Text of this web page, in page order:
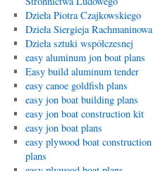
Dzieła Piotra Czajkowskiego
Dzieła Siergieja Rachmaninowa
Dzieła sztuki współczesnej
easy aluminum jon boat plans
Easy build aluminum tender
easy canoe goldfish plans
easy jon boat building plans
easy jon boat construction kit
easy jon boat plans
easy plywood boat construction
plans